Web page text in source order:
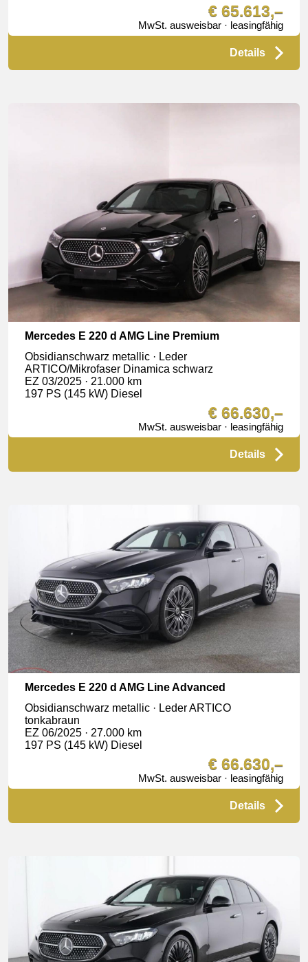
€ 65.613,–
MwSt. ausweisbar · leasingfähig
Details
Mercedes E 220 d AMG Line Premium
Obsidianschwarz metallic · Leder
ARTICO/Mikrofaser Dinamica schwarz
EZ 03/2025 · 21.000 km
197 PS (145 kW) Diesel
€ 66.630,–
MwSt. ausweisbar · leasingfähig
Details
Mercedes E 220 d AMG Line Advanced
Obsidianschwarz metallic · Leder ARTICO
tonkabraun
EZ 06/2025 · 27.000 km
197 PS (145 kW) Diesel
€ 66.630,–
MwSt. ausweisbar · leasingfähig
Details